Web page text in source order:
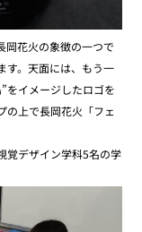
岡花火の象徴の一つで
す。天面には、もう一
をイメージしたロゴを
の上で長岡花火「フェ
覚デザイン学科5名の学